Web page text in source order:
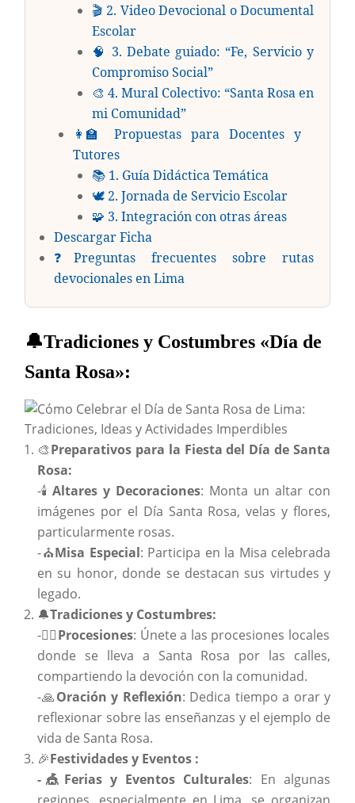
🎬 2. Video Devocional o Documental
Escolar
🧠 3. Debate guiado: “Fe, Servicio y
Compromiso Social”
🎨 4. Mural Colectivo: “Santa Rosa en
mi Comunidad”
👩‍🏫 Propuestas para Docentes y
Tutores
📚 1. Guía Didáctica Temática
🕊️ 2. Jornada de Servicio Escolar
🧩 3. Integración con otras áreas
Descargar Ficha
❓Preguntas frecuentes sobre rutas
devocionales en Lima
🔔Tradiciones y Costumbres «Día de
Santa Rosa»:
🎨Preparativos para la Fiesta del Día de Santa
Rosa:
-🕯️ Altares y Decoraciones: Monta un altar con
imágenes por el Día Santa Rosa, velas y flores,
particularmente rosas.
-⛪Misa Especial: Participa en la Misa celebrada
en su honor, donde se destacan sus virtudes y
legado.
🔔Tradiciones y Costumbres:
-🚶‍♀️Procesiones: Únete a las procesiones locales
donde se lleva a Santa Rosa por las calles,
compartiendo la devoción con la comunidad.
-🙏Oración y Reflexión: Dedica tiempo a orar y
reflexionar sobre las enseñanzas y el ejemplo de
vida de Santa Rosa.
🎉Festividades y Eventos :
-🎪Ferias y Eventos Culturales: En algunas